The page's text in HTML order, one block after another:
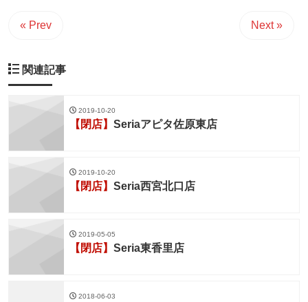
« Prev Next »
関連記事
2019-10-20
【閉店】 Seriaアピタ佐原東店
2019-10-20
【閉店】 Seria西宮北口店
2019-05-05
【閉店】 Seria東香里店
2018-06-03